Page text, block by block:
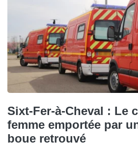
Sixt-Fer-à-Cheval : Le
femme emportée par
boue retrouvé